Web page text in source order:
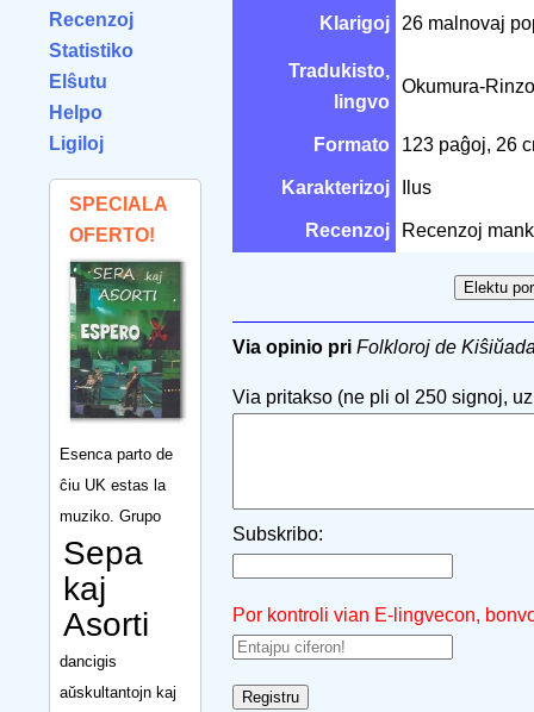
Recenzoj
Statistiko
Elŝutu
Helpo
Ligiloj
SPECIALA
OFERTO!
Esenca parto de
ĉiu UK estas la
muziko. Grupo
Sepa
kaj
Asorti
dancigis
aŭskultantojn kaj
Klarigoj 26 malnovaj
Tradukisto,
lingvo
Okumura-
Formato 123 paĝoj, 26
Karakterizoj Ilus
Recenzoj Recenzoj
Via opinio pri Folkloroj de
Via pritakso (ne pli ol 250 signoj,
Subskribo:
Por kontroli vian E-lingvecon,